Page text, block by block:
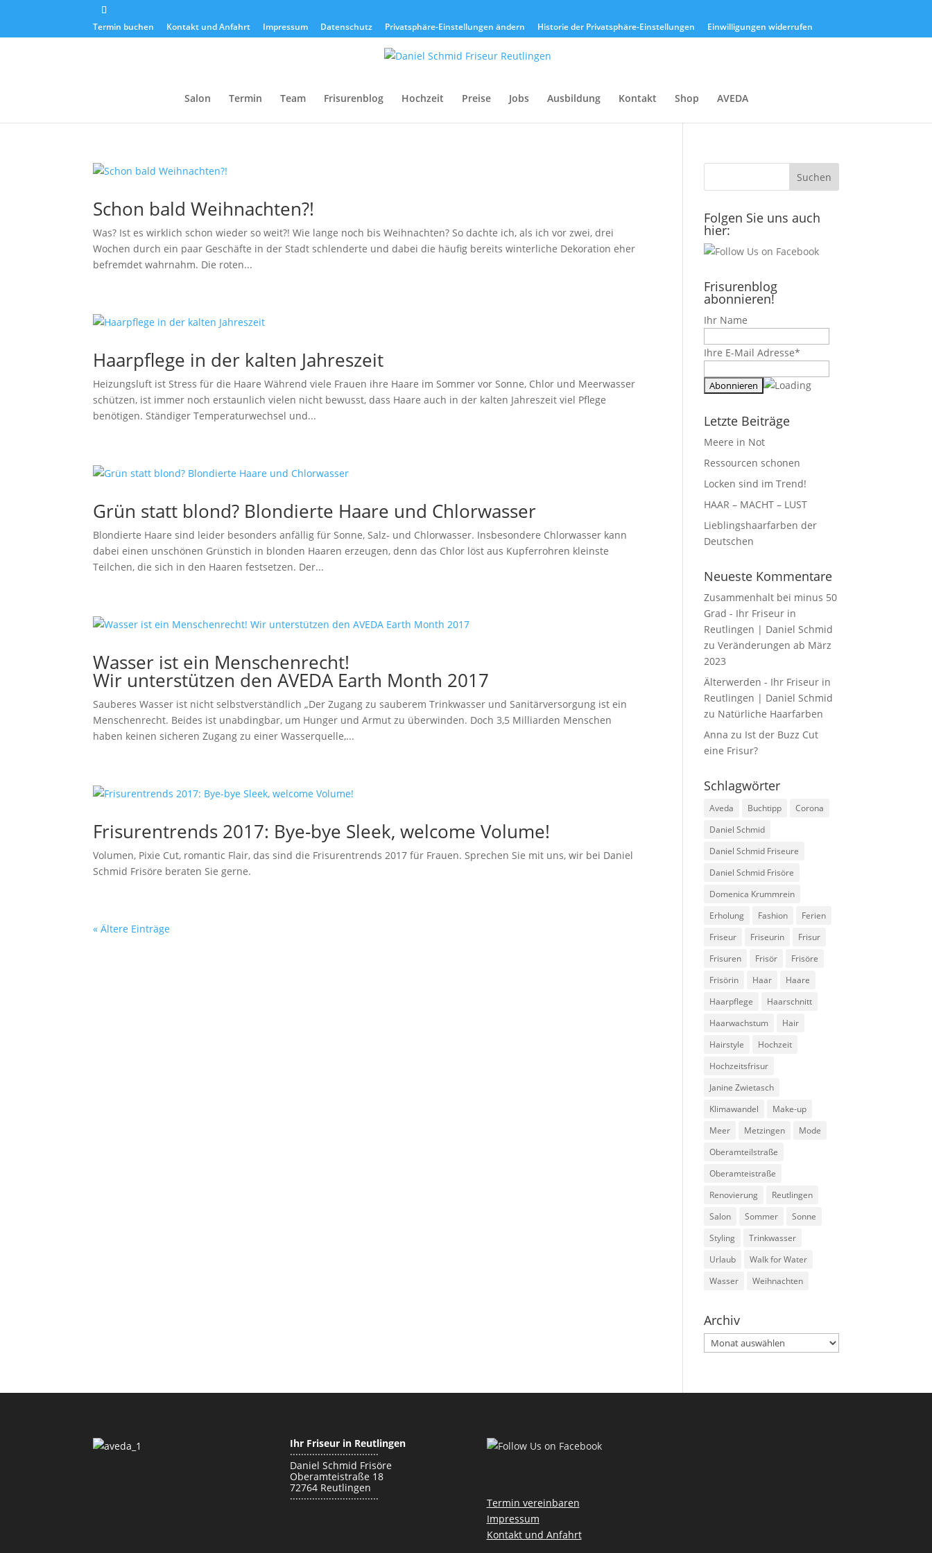
Termin buchen Kontakt und Anfahrt Impressum Datenschutz Privatsphäre-Einstellungen ändern Historie der Privatsphäre-Einstellungen Einwilligungen widerrufen
Salon Termin Team Frisurenblog Hochzeit Preise Jobs Ausbildung Kontakt Shop AVEDA
Schon bald Weihnachten?!
Was? Ist es wirklich schon wieder so weit?! Wie lange noch bis Weihnachten? So dachte ich, als ich vor zwei, drei
Wochen durch ein paar Geschäfte in der Stadt schlenderte und dabei die häufig bereits winterliche Dekoration eher
befremdet wahrnahm. Die roten...
Haarpflege in der kalten Jahreszeit
Heizungsluft ist Stress für die Haare Während viele Frauen ihre Haare im Sommer vor Sonne, Chlor und Meerwasser
schützen, ist immer noch erstaunlich vielen nicht bewusst, dass Haare auch in der kalten Jahreszeit viel Pflege
benötigen. Ständiger Temperaturwechsel und...
Grün statt blond? Blondierte Haare und Chlorwasser
Blondierte Haare sind leider besonders anfällig für Sonne, Salz- und Chlorwasser. Insbesondere Chlorwasser kann
dabei einen unschönen Grünstich in blonden Haaren erzeugen, denn das Chlor löst aus Kupferrohren kleinste
Teilchen, die sich in den Haaren festsetzen. Der...
Wasser ist ein Menschenrecht!
Wir unterstützen den AVEDA Earth Month 2017
Sauberes Wasser ist nicht selbstverständlich „Der Zugang zu sauberem Trinkwasser und Sanitärversorgung ist ein
Menschenrecht. Beides ist unabdingbar, um Hunger und Armut zu überwinden. Doch 3,5 Milliarden Menschen
haben keinen sicheren Zugang zu einer Wasserquelle,...
Frisurentrends 2017: Bye-bye Sleek, welcome Volume!
Volumen, Pixie Cut, romantic Flair, das sind die Frisurentrends 2017 für Frauen. Sprechen Sie mit uns, wir bei Daniel
Schmid Frisöre beraten Sie gerne.
« Ältere Einträge
Folgen Sie uns auch
hier:
Frisurenblog
abonnieren!
Ihr Name
Ihre E-Mail Adresse*
Letzte Beiträge
Meere in Not
Ressourcen schonen
Locken sind im Trend!
HAAR – MACHT – LUST
Lieblingshaarfarben der
Deutschen
Neueste Kommentare
Zusammenhalt bei minus 50
Grad - Ihr Friseur in
Reutlingen | Daniel Schmid
zuVeränderungen ab März
2023
Älterwerden - Ihr Friseur in
Reutlingen | Daniel Schmid
zu Natürliche Haarfarben
Anna zu Ist der Buzz Cut
eine Frisur?
Schlagwörter
Aveda Buchtipp
Corona
Daniel Schmid
Daniel Schmid Friseure
Daniel Schmid Frisöre
Domenica Krummrein
Erholung
Fashion
Ferien
Friseur
Friseurin
Frisur
Frisuren
Frisör
Frisöre
Frisörin
Haar
Haare
Haarpflege
Haarschnitt
Haarwachstum
Hair
Hairstyle
Hochzeit
Hochzeitsfrisur
Janine Zwietasch
Klimawandel
Make-up
Meer
Metzingen
Mode
Oberamteilstraße
Oberamteistraße
Renovierung
Reutlingen
Salon
Sommer
Sonne
Styling
Trinkwasser
Urlaub
Walk for Water
Wasser
Weihnachten
Archiv
Archiv
Ihr Friseur in Reutlingen
································
Daniel Schmid Frisöre
Oberamteistraße 18
72764 Reutlingen
································
Termin vereinbaren
Impressum
Kontakt und Anfahrt